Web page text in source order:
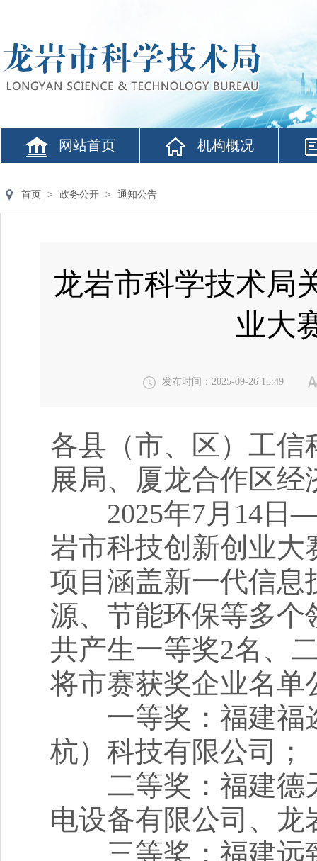
网站首页 机构概况
首页 > 政务公开 > 通知公告
龙岩市科学技术局
业大
发布时间：2025-09-26 15:49
各县（市、区）工
展局、厦龙合作区
2025年7月14日—7
岩市科技创新创业大
项目涵盖新一代信息
源、节能环保等多
共产生一等奖2名、
将市赛获奖企业名单
一等奖：福建福
杭）科技有限公司；
二等奖：福建德
电设备有限公司、
三等奖：福建远